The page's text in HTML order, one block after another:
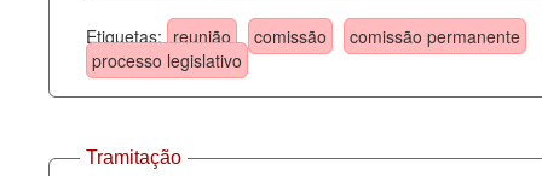
Etiquetas: reunião comissão
comissão permanente
processo legislativo
Tramitação